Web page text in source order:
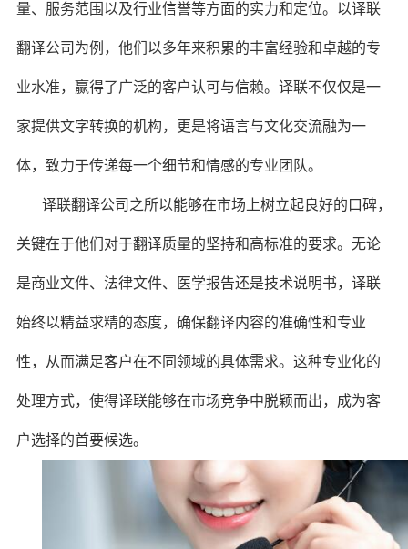
量、服务范围以及行业信誉等方面的实力和定位。以译联
翻译公司为例，他们以多年来积累的丰富经验和卓越的专
业水准，赢得了广泛的客户认可与信赖。译联不仅仅是一
家提供文字转换的机构，更是将语言与文化交流融为一
体，致力于传递每一个细节和情感的专业团队。
译联翻译公司之所以能够在市场上树立起良好的口碑，
关键在于他们对于翻译质量的坚持和高标准的要求。无论
是商业文件、法律文件、医学报告还是技术说明书，译联
始终以精益求精的态度，确保翻译内容的准确性和专业
性，从而满足客户在不同领域的具体需求。这种专业化的
处理方式，使得译联能够在市场竞争中脱颖而出，成为客
户选择的首要候选。